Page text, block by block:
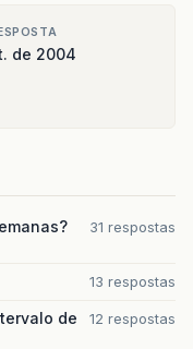
de 2004
31 respostas
13 respostas
de
12 respostas